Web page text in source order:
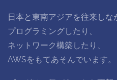
日本と東南アジアを往来しな
プログラミングしたり、
ネットワーク構築したり、
AWSをもてあそんでいます。